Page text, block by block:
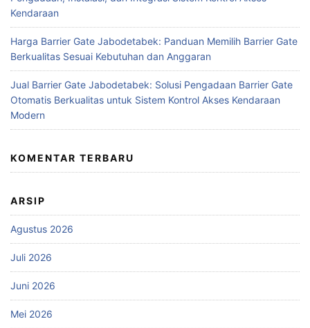
Kendaraan
Harga Barrier Gate Jabodetabek: Panduan Memilih Barrier Gate
Berkualitas Sesuai Kebutuhan dan Anggaran
Jual Barrier Gate Jabodetabek: Solusi Pengadaan Barrier Gate
Otomatis Berkualitas untuk Sistem Kontrol Akses Kendaraan
Modern
KOMENTAR TERBARU
ARSIP
Agustus 2026
Juli 2026
Juni 2026
Mei 2026